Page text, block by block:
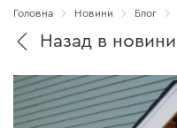
Головна Новини Блог
Назад в новини